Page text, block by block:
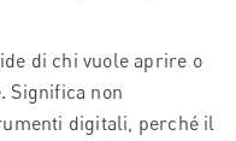
di chi vuole aprire o
Significa non
digitali, perché il